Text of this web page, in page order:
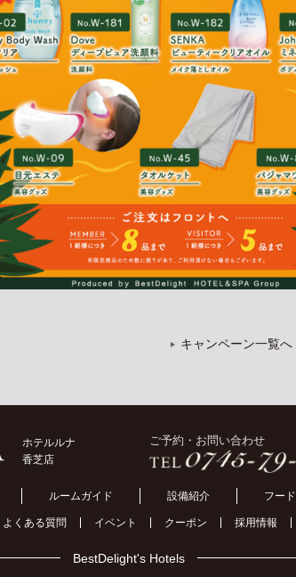
キャンペーン一覧へ
ホテルルナ
香芝店
ご予約・お問い合わせ
ルームガイド 設備紹介 フード
よくある質問 イベント クーポン 採用情報
BestDelight's Hotels